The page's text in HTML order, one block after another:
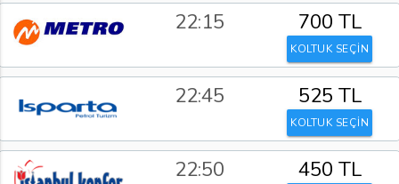
22:15 700 TL
KOLTUK SEÇİN
22:45 525 TL
KOLTUK SEÇİN
22:50 450 TL